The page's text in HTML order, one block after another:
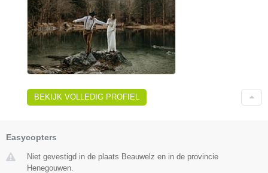
BEKIJK VOLLEDIG PROFIEL
Easycopters
Niet gevestigd in de plaats Beauwelz en in de provincie
Henegouwen.